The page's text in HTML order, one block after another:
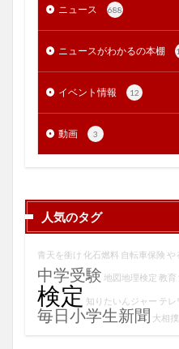
ニュース 688
ニュースがわかるの本棚
イベント情報 12
動画 3
人気のタグ
青天を衝け 化石燃料 自転車保険 や
中学受験 地図地理検定 教育
検定 知りたいんジャー テレ
毎日小学生新聞 大相撲